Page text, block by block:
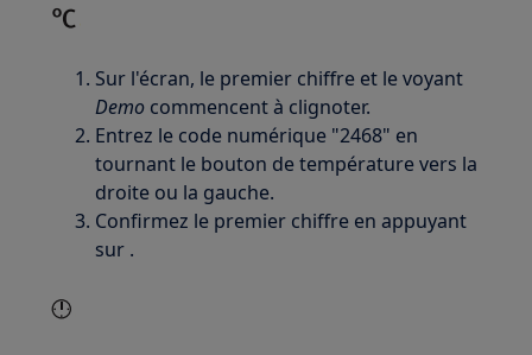
Sur l'écran, le premier chiffre et le voyant
Demo commencent à clignoter.
Entrez le code numérique "2468" en
tournant le bouton de température vers la
droite ou la gauche.
Confirmez le premier chiffre en appuyant
sur .